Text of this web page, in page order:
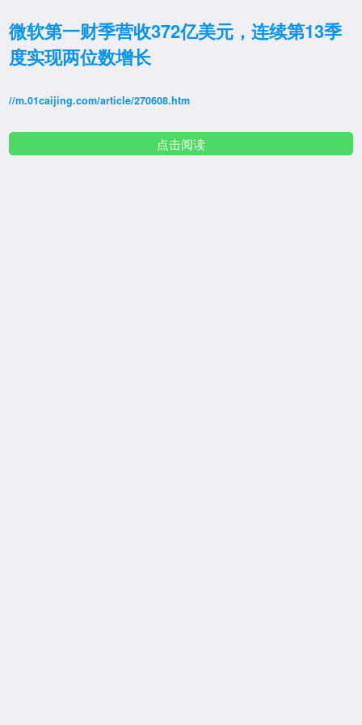
微软第一财季营收372亿美元，连续第13季
度实现两位数增长
//m.01caijing.com/article/270608.htm
点击阅读